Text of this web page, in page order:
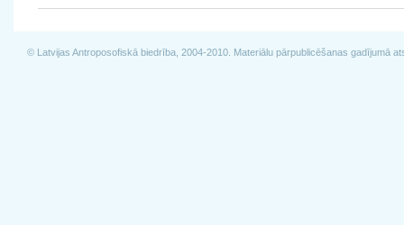
© Latvijas Antroposofiskā biedrība, 2004-2010. Materiālu pārpublicēšanas gadījumā